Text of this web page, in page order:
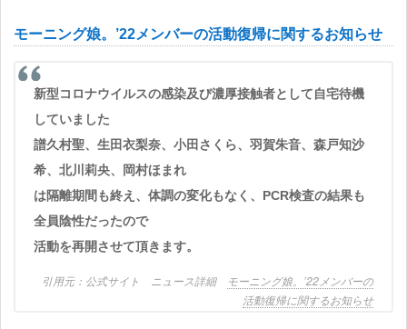
モーニング娘。’22メンバーの活動復帰に関するお知らせ
新型コロナウイルスの感染及び濃厚接触者として自宅待機
していました
譜久村聖、生田衣梨奈、小田さくら、羽賀朱音、森戸知沙
希、北川莉央、岡村ほまれ
は隔離期間も終え、体調の変化もなく、PCR検査の結果も
全員陰性だったので
活動を再開させて頂きます。
公式サイト ニュース詳細
モーニング娘。’22メンバーの
活動復帰に関するお知らせ